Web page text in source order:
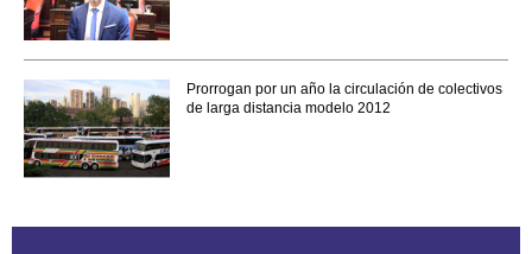
Prorrogan por un año la circulación de colectivos
de larga distancia modelo 2012